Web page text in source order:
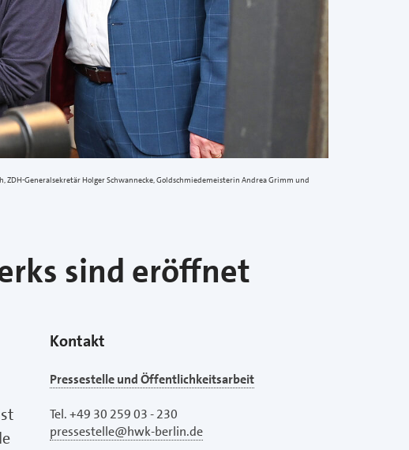
Generalsekretär Holger Schwannecke, Goldschmiedemeisterin Andrea Grimm und
sind eröffnet
Kontakt
Pressestelle und Öffentlichkeitsarbeit
Tel. +49 30 259 03 - 230
pressestelle@hwk-berlin.de